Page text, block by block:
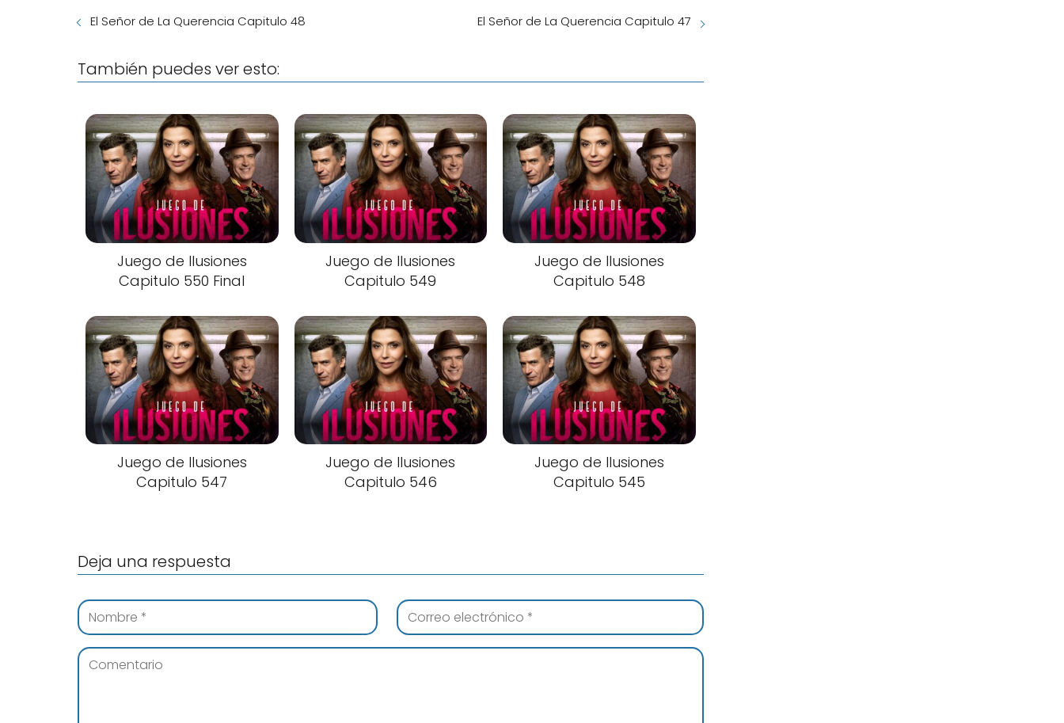
El Señor de La Querencia Capitulo 48 El Señor de La Querencia Capitulo 47
También puedes ver esto:
Juego de Ilusiones
Capitulo 550 Final
Juego de Ilusiones
Capitulo 549
Juego de Ilusiones
Capitulo 548
Juego de Ilusiones
Capitulo 547
Juego de Ilusiones
Capitulo 546
Juego de Ilusiones
Capitulo 545
Deja una respuesta